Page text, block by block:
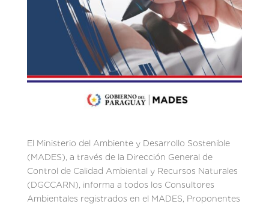
El Ministerio del Ambiente y Desarrollo Sostenible
(MADES), a través de la Dirección General de
Control de Calidad Ambiental y Recursos Naturales
(DGCCARN), informa a todos los Consultores
Ambientales registrados en el MADES, Proponentes